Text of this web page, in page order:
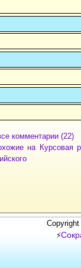
комментарии (22)
на Курсовая
⚡